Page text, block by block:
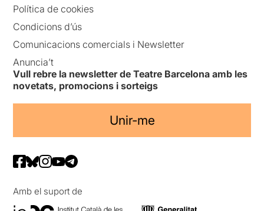
Política de cookies
Condicions d’ús
Comunicacions comercials i Newsletter
Anuncia’t
Vull rebre la newsletter de Teatre Barcelona amb les
novetats, promocions i sorteigs
Unir-me
Amb el suport de